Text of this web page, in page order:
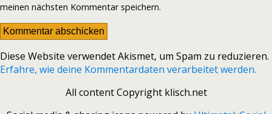
meinen nächsten Kommentar speichern.
Diese Website verwendet Akismet, um Spam zu reduzieren.
Erfahre, wie deine Kommentardaten verarbeitet werden.
All content Copyright klisch.net